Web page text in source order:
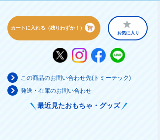
カートに入れる（残りわずか！）
お気に入り
この商品のお問い合わせ先(トミーテック)
発送・在庫のお問い合わせ
最近見たおもちゃ・グッズ